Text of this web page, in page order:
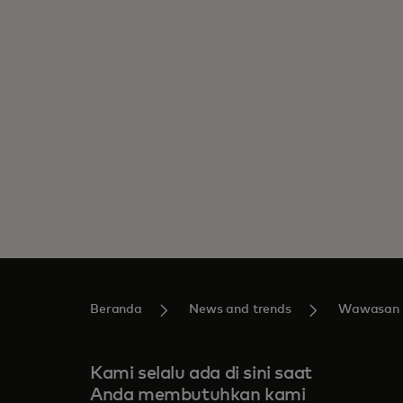
Beranda News and trends Wawasan
Kami selalu ada di sini saat
Anda membutuhkan kami